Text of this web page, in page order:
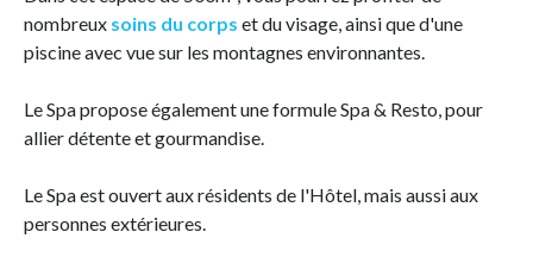
nombreux soins du corps et du visage, ainsi que d'une
piscine avec vue sur les montagnes environnantes.
Le Spa propose également une formule Spa & Resto, pour
allier détente et gourmandise.
Le Spa est ouvert aux résidents de l'Hôtel, mais aussi aux
personnes extérieures.